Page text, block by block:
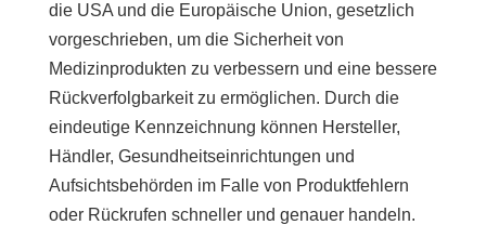
die USA und die Europäische Union, gesetzlich
vorgeschrieben, um die Sicherheit von
Medizinprodukten zu verbessern und eine bessere
Rückverfolgbarkeit zu ermöglichen. Durch die
eindeutige Kennzeichnung können Hersteller,
Händler, Gesundheitseinrichtungen und
Aufsichtsbehörden im Falle von Produktfehlern
oder Rückrufen schneller und genauer handeln.